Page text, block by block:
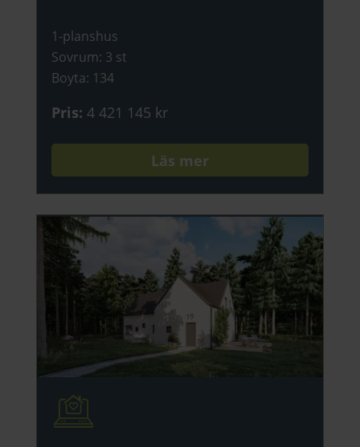
1-planshus
Sovrum: 3 st
Boyta: 134
Pris: 4 421 145 kr
Läs mer